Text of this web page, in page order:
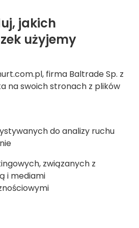
mnie o dostępności
jakich
użyjemy
firma Baltrade Sp. z
na swoich stronach z plików
do analizy ruchu
związanych z
i mediami